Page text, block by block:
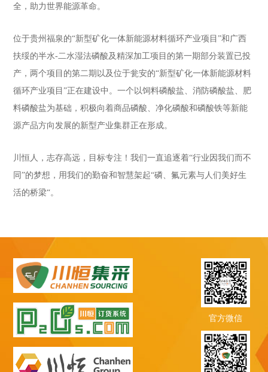
全，助力世界能源革命。
位于贵州福泉的“新型矿化一体新能源材料循环产业项目”和广西
扶绥的半水-二水湿法磷酸及精深加工项目的第一期部分装置已投
产，两个项目的第二期以及位于瓮安的“新型矿化一体新能源材料
循环产业项目”正在建设中。一个以饲料磷酸盐、消防磷酸盐、肥
料磷酸盐为基础，积极向着商品磷酸、净化磷酸和磷酸铁等新能
源产品方向发展的新型产业集群正在形成。
川恒人，志存高远，目标专注！我们一直追逐着“行业因我们而不
同”的梦想，用我们的勤奋和智慧架起“磷、氟元素与人们美好生
活的桥梁“。
官方微信